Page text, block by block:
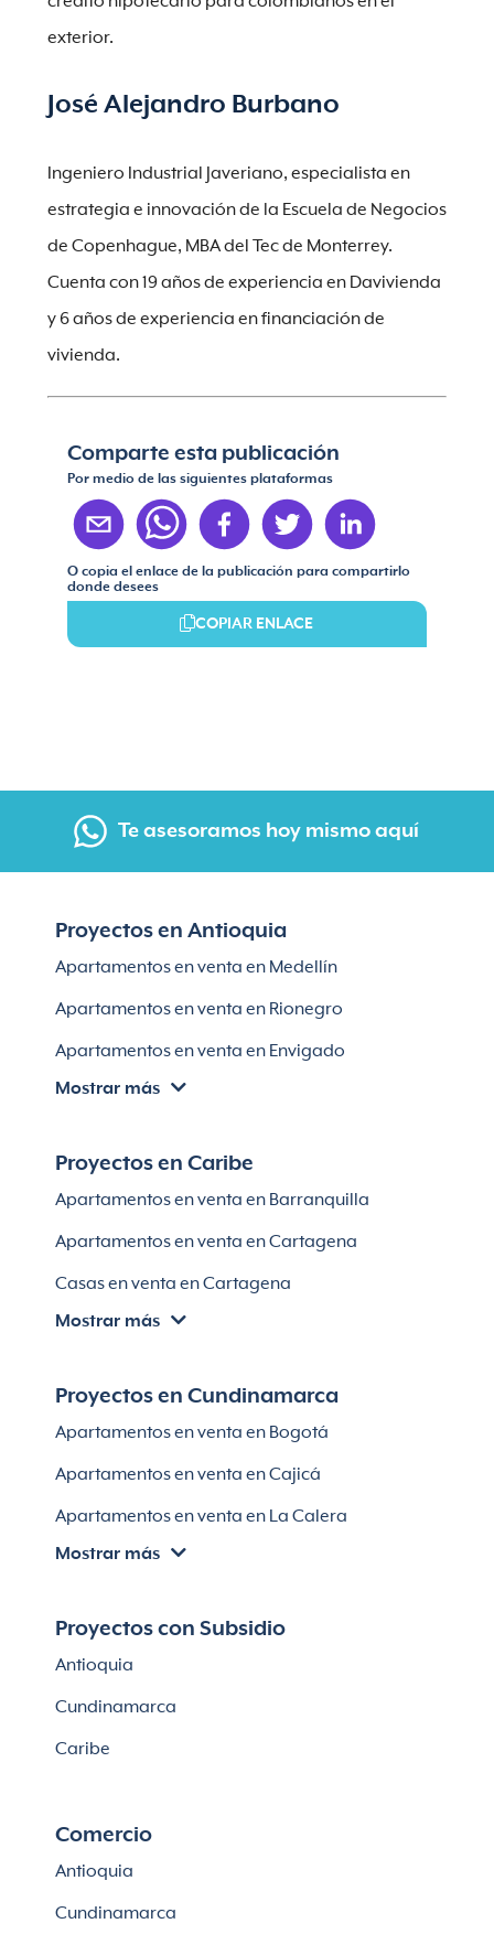
exterior.
José Alejandro Burbano
Ingeniero Industrial Javeriano, especialista en
estrategia e innovación de la Escuela de Negocios
de Copenhague, MBA del Tec de Monterrey.
Cuenta con 19 años de experiencia en Davivienda
y 6 años de experiencia en financiación de
vivienda.
Comparte esta publicación
Por medio de las siguientes plataformas
O copia el enlace de la publicación para compartirlo
donde desees
COPIAR ENLACE
Te asesoramos hoy mismo aquí
Proyectos en Antioquia
Apartamentos en venta en Medellín
Apartamentos en venta en Rionegro
Apartamentos en venta en Envigado
Apartamentos en venta en Itagüí
Apartamentos en venta en Bello
Mostrar más
Proyectos en Caribe
Apartamentos en venta en Barranquilla
Apartamentos en venta en Cartagena
Casas en venta en Cartagena
Villas en Cartagena
Apartamentos en venta en Soledad
Mostrar más
Proyectos en Cundinamarca
Apartamentos en venta en Bogotá
Apartamentos en venta en Cajicá
Apartamentos en venta en La Calera
Apartamentos en venta en Chía
Casas en Cajicá
Mostrar más
Proyectos con Subsidio
Antioquia
Cundinamarca
Caribe
Comercio
Antioquia
Cundinamarca